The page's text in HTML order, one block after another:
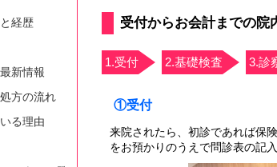
経歴
新情報
方の流れ
る理由
受付からお会計までの院
1.受付 2.基礎検査 3.診
①受付
来院されたら、初診であれば保
をお預かりのうえで問診表の記